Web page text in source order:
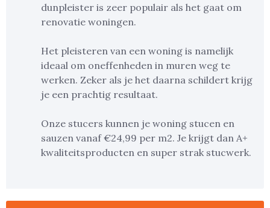
dunpleister is zeer populair als het gaat om
renovatie woningen.
Het pleisteren van een woning is namelijk
ideaal om oneffenheden in muren weg te
werken. Zeker als je het daarna schildert krijg
je een prachtig resultaat.
Onze stucers kunnen je woning stucen en
sauzen vanaf €24,99 per m2. Je krijgt dan A+
kwaliteitsproducten en super strak stucwerk.